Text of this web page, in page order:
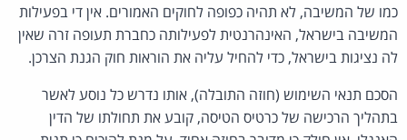
כמו של המשיבה, לא תהיה כפופה לחוקים האמורים. אין די בפעילות
המשיבה בישראל, האינהרנטית לפעילותה כחברת תעופה זרה שאין
לה נציגות בישראל, כדי להחיל עליה את הוראות חוק הגנת הצרכן.
הסכם תנאי השימוש (חוזה התובלה), אותו נדרש כל נוסע לאשר
בתהליך הרכישה של כרטיס הטיסה, קובע את תחולתו של הדין